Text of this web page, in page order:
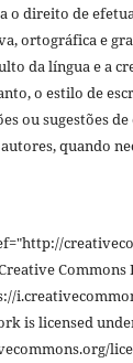
o direito de
ortográfica e
da língua e a
o estilo de
ou sugestões
quando
is licensed